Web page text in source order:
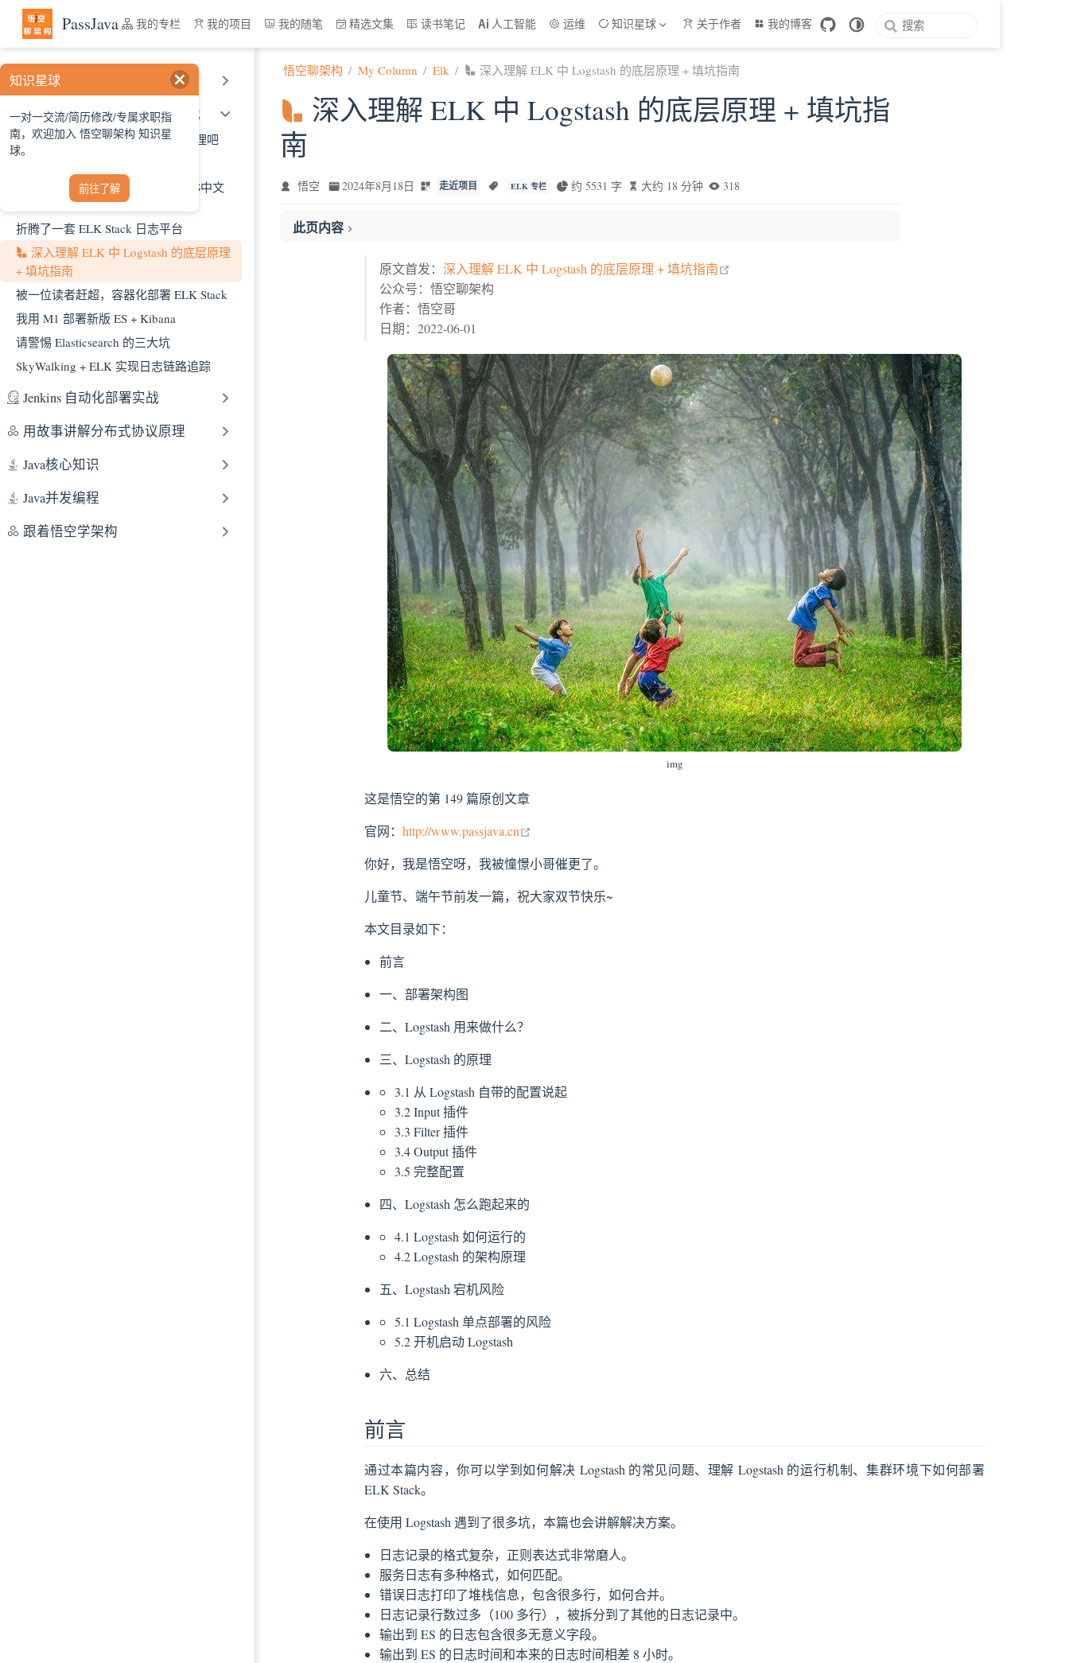
跳至主要內容
PassJava 我的专栏 我的项目 我的随笔 精选文集 读书笔记 人工智能 运维 知识星球 关于作者 我的博客
SpringCloud 架构原理和实战
ELK 统一日志平台原理和实战
别只会搜日志了，求你懂点检索原理吧
ES 终于可以搜到“悟空哥”了！（ES中文
折腾了一套 ELK Stack 日志平台
深入理解 ELK 中 Logstash 的底层原理
+ 填坑指南
被一位读者赶超，容器化部署 ELK Stack
我用 M1 部署新版 ES + Kibana
请警惕 Elasticsearch 的三大坑
SkyWalking + ELK 实现日志链路追踪
Jenkins 自动化部署实战
用故事讲解分布式协议原理
Java核心知识
Java并发编程
跟着悟空学架构
悟空聊架构 My Column Elk 深入理解 ELK 中 Logstash 的底层原理 + 填坑指南
深入理解 ELK 中 Logstash 的底层原理 + 填坑指
南
悟空 2024年8月18日 走近项目 ELK 专栏 约 5531 字 大约 18 分钟 318
此页内容
二、Logstash 用来做什么？
三、Logstash 的原理
四、Logstash 怎么跑起来的
4.1 Logstash 如何运行的
4.2 Logstash 的架构原理
五、Logstash 宕机风险
5.1 Logstash 单点部署的风险
5.2 开机启动 Logstash
原文首发：深入理解 ELK 中 Logstash 的底层原理 + 填坑指南
公众号：悟空聊架构
作者：悟空哥
日期：2022-06-01
img
这是悟空的第 149 篇原创文章
官网： http://www.passjava.cn
你好，我是悟空呀，我被憧憬小哥催更了。
儿童节、端午节前发一篇，祝大家双节快乐~
本文目录如下：
前言
一、部署架构图
二、Logstash 用来做什么？
三、Logstash 的原理
3.1 从 Logstash 自带的配置说起
3.2 Input 插件
3.3 Filter 插件
3.4 Output 插件
3.5 完整配置
四、Logstash 怎么跑起来的
4.1 Logstash 如何运行的
4.2 Logstash 的架构原理
五、Logstash 宕机风险
5.1 Logstash 单点部署的风险
5.2 开机启动 Logstash
六、总结
前言
通过本篇内容，你可以学到如何解决 Logstash 的常见问题、理解 Logstash 的运行机制、集群环境下如何部署
ELK Stack。
在使用 Logstash 遇到了很多坑，本篇也会讲解解决方案。
日志记录的格式复杂，正则表达式非常磨人。
服务日志有多种格式，如何匹配。
错误日志打印了堆栈信息，包含很多行，如何合并。
日志记录行数过多（100 多行），被拆分到了其他的日志记录中。
输出到 ES 的日志包含很多无意义字段。
输出到 ES 的日志时间和本来的日志时间相差 8 小时。
知识星球
一对一交流/简历修改/专属求职指
南，欢迎加入 悟空聊架构 知识星
球。
前往了解